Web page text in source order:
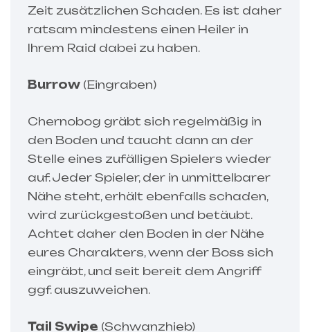
Zeit zusätzlichen Schaden. Es ist daher
ratsam mindestens einen Heiler in
Ihrem Raid dabei zu haben.
Burrow (Eingraben)
Chernobog gräbt sich regelmäßig in
den Boden und taucht dann an der
Stelle eines zufälligen Spielers wieder
auf. Jeder Spieler, der in unmittelbarer
Nähe steht, erhält ebenfalls schaden,
wird zurückgestoßen und betäubt.
Achtet daher den Boden in der Nähe
eures Charakters, wenn der Boss sich
eingräbt, und seit bereit dem Angriff
ggf. auszuweichen.
Tail Swipe (Schwanzhieb)